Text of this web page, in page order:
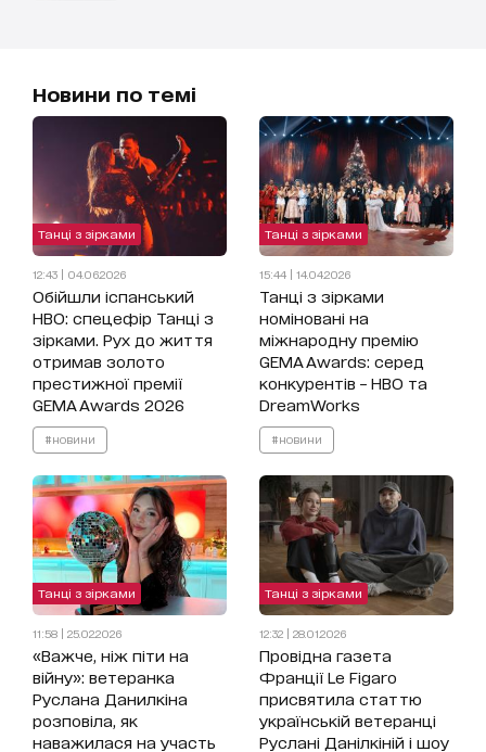
Новини по темі
Танці з зірками
12:43 | 04.06.2026
Обійшли іспанський
HBO: спецефір Танці з
зірками. Рух до життя
отримав золото
престижної премії
GEMA Awards 2026
#новини
Танці з зірками
15:44 | 14.04.2026
Танці з зірками
номіновані на
міжнародну премію
GEMA Awards: серед
конкурентів – HBO та
DreamWorks
#новини
Танці з зірками
11:58 | 25.02.2026
«Важче, ніж піти на
війну»: ветеранка
Руслана Данилкіна
розповіла, як
наважилася на участь
Танці з зірками
12:32 | 28.01.2026
Провідна газета
Франції Le Figaro
присвятила статтю
українській ветеранці
Руслані Данілкіній і шоу